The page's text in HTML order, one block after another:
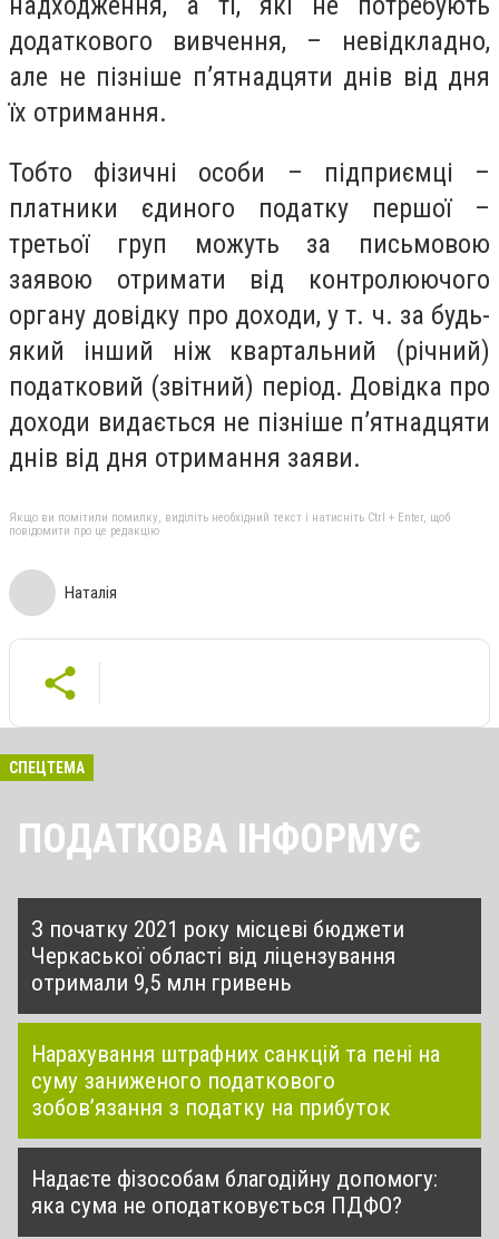
додаткового вивчення, – невідкладно,
але не пізніше п’ятнадцяти днів від дня
їх отримання.
Тобто фізичні особи – підприємці –
платники єдиного податку першої –
третьої груп можуть за письмовою
заявою отримати від контролюючого
органу довідку про доходи, у т. ч. за будь-
який інший ніж квартальний (річний)
податковий (звітний) період. Довідка про
доходи видається не пізніше п’ятнадцяти
днів від дня отримання заяви.
Якщо ви помітили помилку, виділіть необхідний текст і натисніть Ctrl + Enter, щоб
повідомити про це редакцію
Наталія
СПЕЦТЕМА
ПОДАТКОВА ІНФОРМУЄ
З початку 2021 року місцеві бюджети
Черкаської області від ліцензування
отримали 9,5 млн гривень
Нарахування штрафних санкцій та пені на
суму заниженого податкового
зобов’язання з податку на прибуток
Надаєте фізособам благодійну допомогу:
яка сума не оподатковується ПДФО?